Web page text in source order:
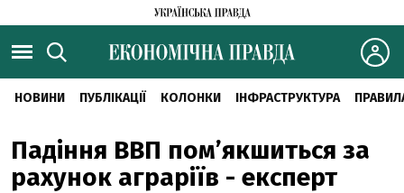
НОВИНИ ПУБЛІКАЦІЇ КОЛОНКИ ІНФРАСТРУКТУРА
Падіння ВВП пом’якшиться за
рахунок аграріїв - експерт